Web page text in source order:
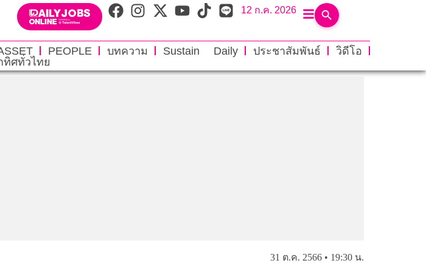
12 ก.ค. 2026
PEOPLE บทความ Sustain Daily ประชาสัมพันธ์
วิดีโอ
ทิศทั่วไทย
31 ต.ค. 2566 • 19:30 น.